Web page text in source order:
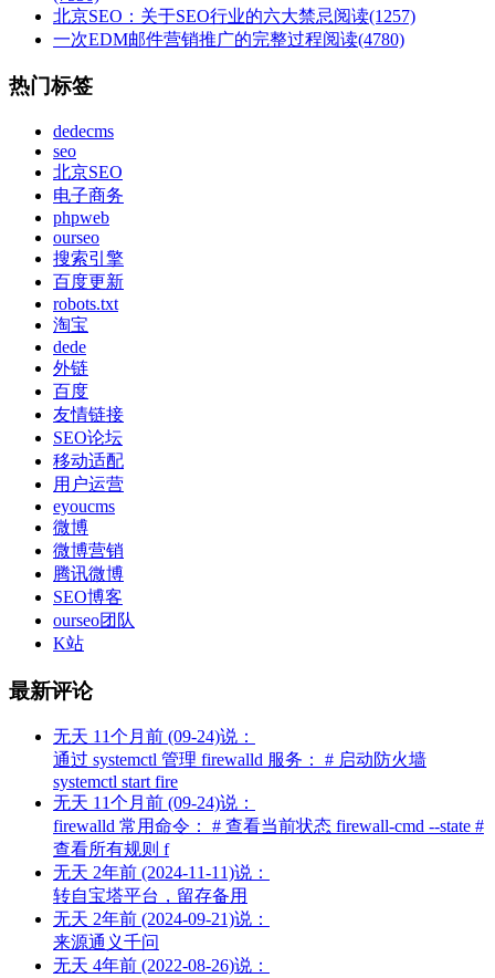
北京SEO：关于SEO行业的六大禁忌阅读(1257)
一次EDM邮件营销推广的完整过程阅读(4780)
热门标签
dedecms
seo
北京SEO
电子商务
phpweb
ourseo
搜索引擎
百度更新
robots.txt
淘宝
dede
外链
百度
友情链接
SEO论坛
移动适配
用户运营
eyoucms
微博
微博营销
腾讯微博
SEO博客
ourseo团队
K站
最新评论
无天 11个月前 (09-24)说：
通过 systemctl 管理 firewalld 服务： # 启动防火墙
systemctl start fire
无天 11个月前 (09-24)说：
firewalld 常用命令： # 查看当前状态 firewall-cmd --state #
查看所有规则 f
无天 2年前 (2024-11-11)说：
转自宝塔平台，留存备用
无天 2年前 (2024-09-21)说：
来源通义千问
无天 4年前 (2022-08-26)说：